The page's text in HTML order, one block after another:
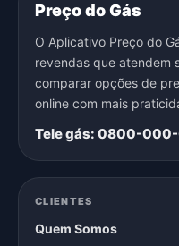
Preço do Gás
O Aplicativo Preço do
revendas que atendem
comparar opções de
online com mais
Tele gás: 0800-
CLIENTES
Quem Somos